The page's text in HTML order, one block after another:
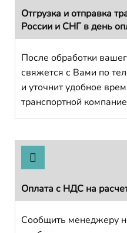
Отгрузка и отправка
России и СНГ в день
После обработки
свяжется с Вами по
и уточнит удобное
транспортной
Оплата с НДС на
Сообщить менеджеру